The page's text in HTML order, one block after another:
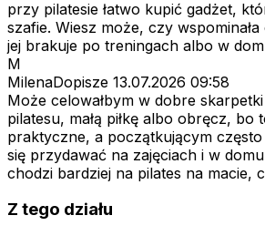
przy pilatesie łatwo kupić gadżet,
szafie. Wiesz może, czy
jej brakuje po treningach albo w
M
MilenaDopisze 13.07.2026 09:58
Może celowałbym w dobre
pilatesu, małą piłkę albo obręcz, bo
praktyczne, a początkującym
się przydawać na zajęciach i w
chodzi bardziej na pilates na macie,
Z tego działu